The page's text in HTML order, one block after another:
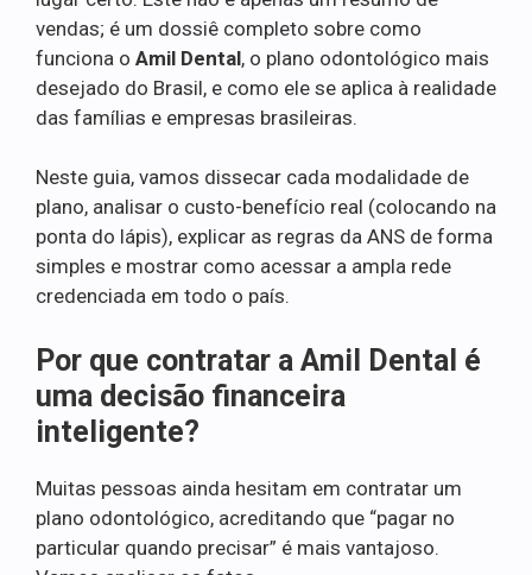
vendas; é um dossiê completo sobre como
funciona o Amil Dental, o plano odontológico mais
desejado do Brasil, e como ele se aplica à realidade
das famílias e empresas brasileiras.
Neste guia, vamos dissecar cada modalidade de
plano, analisar o custo-benefício real (colocando na
ponta do lápis), explicar as regras da ANS de forma
simples e mostrar como acessar a ampla rede
credenciada em todo o país.
Por que contratar a Amil Dental é
uma decisão financeira
inteligente?
Muitas pessoas ainda hesitam em contratar um
plano odontológico, acreditando que “pagar no
particular quando precisar” é mais vantajoso.